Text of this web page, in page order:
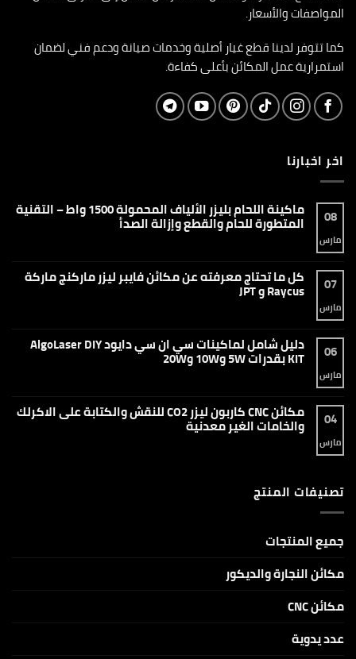
المواصفات والأسعار.
كما تتوفر لدينا قطع غيار أصلية وخدمات صيانة ودعم فني لضمان
استمرارية عمل المكائن بأعلى كفاءة.
اخر اخبارنا
08
مارس
ماكينة اللحام بليزر الألياف المحمولة 1500 واط – التقنية
المتطورة للحام والقطع وإزالة الصدأ
ماكينة
اللحام
بليزر
–
التقنية
المتطورة
07
مارس
كل ما تحتاج معرفته عن مكائن فايبر ليزر ماركنج ماركة
Raycus و JPT
كل
ما
تحتاج
ليزر
ماركنج
ماركة
06
مارس
دليل شامل لماكينات سي ان سي دايود AlgoLaser DIY
KIT بقدرات 5W و10W و20W
دليل
شامل
لماكينات
DIY
KIT
و20W
04
مارس
مكائن CNC كاربون ليزر CO2 للنقش والكتابة على الاكرلك
والخامات الغير معدنية
CNC
كاربون
والكتابة
على
الغير
معدنية
تصنيفات المنتج
جميع المنتجات
مكائن النجارة والديكور
مكائن CNC
عدد يدوية